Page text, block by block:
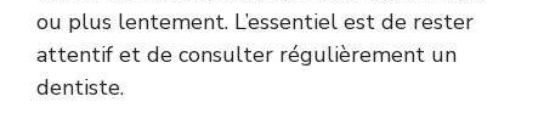
ou plus lentement. L’essentiel est de rester
attentif et de consulter régulièrement un
dentiste.